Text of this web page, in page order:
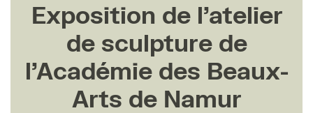
Exposition de l’atelier
de sculpture de
l’Académie des Beaux-
Arts de Namur